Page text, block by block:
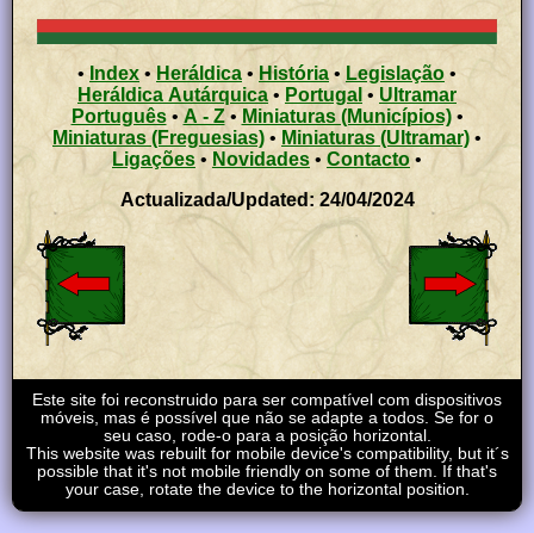
•Index •Heráldica • História • Legislação •
Heráldica Autárquica • Portugal • Ultramar
Português• A - Z• Miniaturas (Municípios)•
Miniaturas (Freguesias) • Miniaturas (Ultramar) •
Ligações • Novidades • Contacto •
Actualizada/Updated: 24/04/2024
Este site foi reconstruido para ser compatível com dispositivos
móveis, mas é possível que não se adapte a todos. Se for o
seu caso, rode-o para a posição horizontal.
This website was rebuilt for mobile device's compatibility, but it´s
possible that it's not mobile friendly on some of them. If that's
your case, rotate the device to the horizontal position.